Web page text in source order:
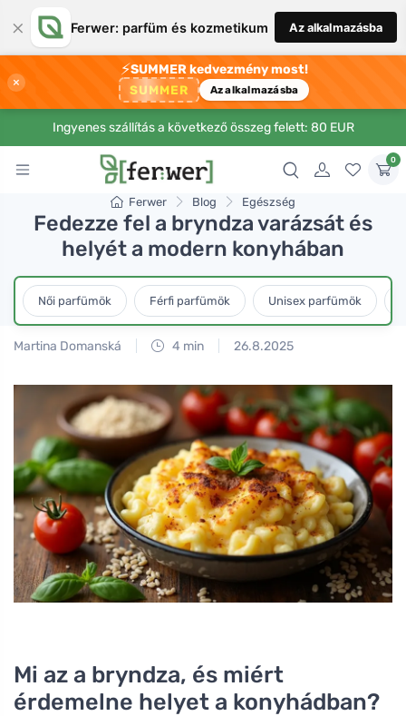
× Ferwer: parfüm és kozmetikum Az alkalmazásba
×
⚡SUMMER kedvezmény most!
SUMMER Az alkalmazásba
Ingyenes szállítás a következő összeg felett: 80 EUR
0
Ferwer Blog Egészség
Fedezze fel a bryndza varázsát és
helyét a modern konyhában
Női parfümök Férfi parfümök Unisex parfümök
Martina Domanská 4 min 26.8.2025
Mi az a bryndza, és miért
érdemelne helyet a konyhádban?